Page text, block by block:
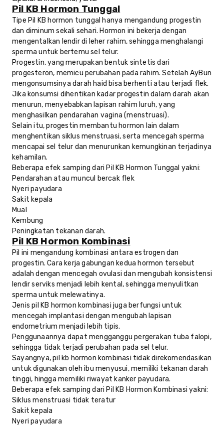
Pil KB Hormon Tunggal
Tipe Pil KB hormon tunggal hanya mengandung progestin
dan diminum sekali sehari. Hormon ini bekerja dengan
mengentalkan lendir di leher rahim, sehingga menghalangi
sperma untuk bertemu sel telur.
Progestin, yang merupakan bentuk sintetis dari
progesteron, memicu perubahan pada rahim. Setelah AyBun
mengonsumsinya darah haid bisa berhenti atau terjadi flek.
Jika konsumsi dihentikan kadar progestin dalam darah akan
menurun, menyebabkan lapisan rahim luruh, yang
menghasilkan pendarahan vagina (menstruasi).
Selain itu, progestin membantu hormon lain dalam
menghentikan siklus menstruasi, serta mencegah sperma
mencapai sel telur dan menurunkan kemungkinan terjadinya
kehamilan.
Beberapa efek samping dari Pil KB Hormon Tunggal yakni:
Pendarahan atau muncul bercak flek
Nyeri payudara
Sakit kepala
Mual
Kembung
Peningkatan tekanan darah.
Pil KB Hormon Kombinasi
Pil ini mengandung kombinasi antara estrogen dan
progestin. Cara kerja gabungan kedua hormon tersebut
adalah dengan mencegah ovulasi dan mengubah konsistensi
lendir serviks menjadi lebih kental, sehingga menyulitkan
sperma untuk melewatinya.
Jenis pil KB hormon kombinasi juga berfungsi untuk
mencegah implantasi dengan mengubah lapisan
endometrium menjadi lebih tipis.
Penggunaannya dapat mengganggu pergerakan tuba falopi,
sehingga tidak terjadi perubahan pada sel telur.
Sayangnya, pil kb hormon kombinasi tidak direkomendasikan
untuk digunakan oleh ibu menyusui, memiliki tekanan darah
tinggi, hingga memiliki riwayat kanker payudara.
Beberapa efek samping dari Pil KB Hormon Kombinasi yakni:
Siklus menstruasi tidak teratur
Sakit kepala
Nyeri payudara